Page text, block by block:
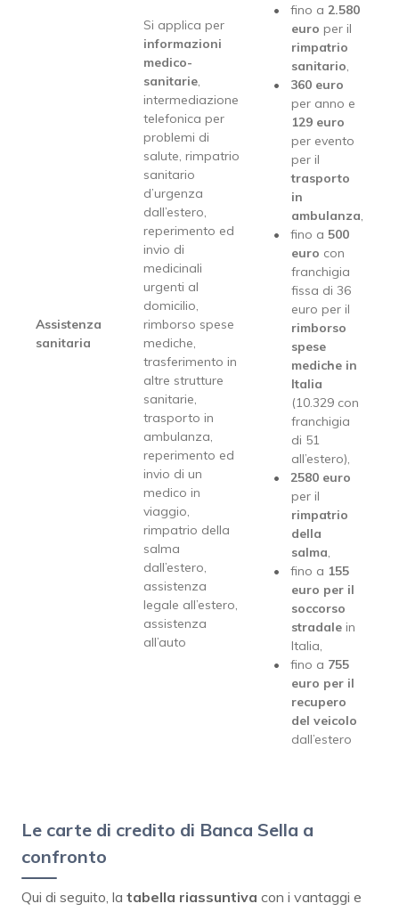
Assistenza
sanitaria
Si applica per
informazioni
medico-
sanitarie,
intermediazione
telefonica per
problemi di
salute, rimpatrio
sanitario
d’urgenza
dall’estero,
reperimento ed
invio di
medicinali
urgenti al
domicilio,
rimborso spese
mediche,
trasferimento in
altre strutture
sanitarie,
trasporto in
ambulanza,
reperimento ed
invio di un
medico in
viaggio,
rimpatrio della
salma
dall’estero,
assistenza
legale all’estero,
assistenza
all’auto
fino a 2.580
euro per il
rimpatrio
sanitario,
360 euro
per anno e
129 euro
per evento
per il
trasporto
in
ambulanza,
fino a 500
euro con
franchigia
fissa di 36
euro per il
rimborso
spese
mediche in
Italia
(10.329 con
franchigia
di 51
all’estero),
2580 euro
per il
rimpatrio
della
salma,
fino a 155
euro per il
soccorso
stradale in
Italia,
fino a 755
euro per il
recupero
del veicolo
dall’estero
Le carte di credito di Banca Sella a
confronto
Qui di seguito, la tabella riassuntiva con i vantaggi e